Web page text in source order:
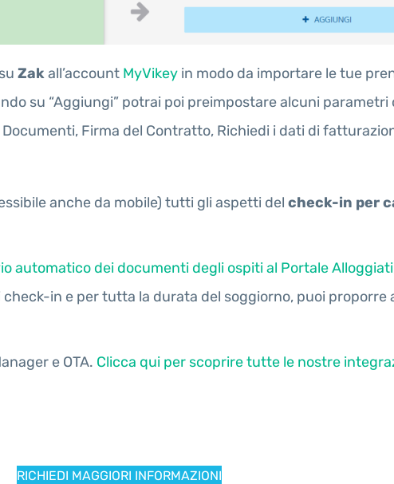
Zakall’account MyVikey in modo da importare le tue
su “Aggiungi” potrai poi preimpostare alcuni parametri
Firma del Contratto, Richiedi i dati di
anche da mobile) tutti gli aspetti del check-in per
automatico dei documenti degli ospiti al Portale Alloggiati
in e per tutta la durata del soggiorno, puoi proporre
e OTA. Clicca qui per scoprire tutte le nostre
RICHIEDI MAGGIORI INFORMAZIONI